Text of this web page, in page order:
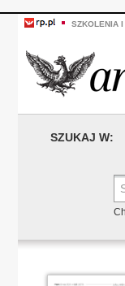
SZKOLENIA I
SZUKAJ W: